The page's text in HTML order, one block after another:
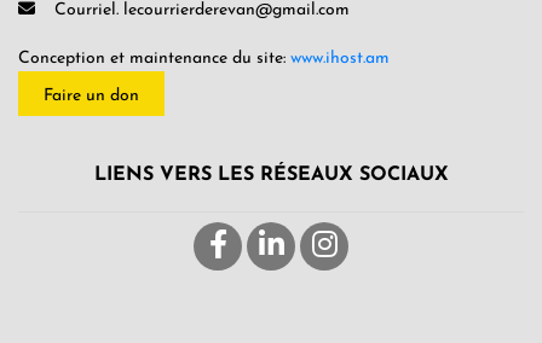
Courriel. lecourrierderevan@gmail.com
Conception et maintenance du site: www.ihost.am
Faire un don
LIENS VERS LES RÉSEAUX SOCIAUX